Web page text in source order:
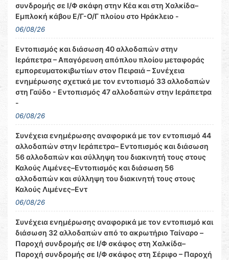
συνδρομής σε Ι/Φ σκάφη στην Κέα και στη Χαλκίδα–
Εμπλοκή κάβου Ε/Γ-Ο/Γ πλοίου στο Ηράκλειο -
06/08/26
Εντοπισμός και διάσωση 40 αλλοδαπών στην
Ιεράπετρα – Απαγόρευση απόπλου πλοίου μεταφοράς
εμπορευματοκιβωτίων στον Πειραιά – Συνέχεια
ενημέρωσης σχετικά με τον εντοπισμό 33 αλλοδαπών
στη Γαύδο - Εντοπισμός 47 αλλοδαπών στην Ιεράπετρα
-
06/08/26
Συνέχεια ενημέρωσης αναφορικά με τον εντοπισμό 44
αλλοδαπών στην Ιεράπετρα– Εντοπισμός και διάσωση
56 αλλοδαπών και σύλληψη του διακινητή τους στους
Καλούς Λιμένες–Εντοπισμός και διάσωση 56
αλλοδαπών και σύλληψη του διακινητή τους στους
Καλούς Λιμένες–Εντ
06/08/26
Συνέχεια ενημέρωσης αναφορικά με τον εντοπισμό και
διάσωση 32 αλλοδαπών από το ακρωτήριο Ταίναρο –
Παροχή συνδρομής σε Ι/Φ σκάφος στη Χαλκίδα–
Παροχή συνδρομής σε Ι/Φ σκάφος στη Σέριφο – Παροχή